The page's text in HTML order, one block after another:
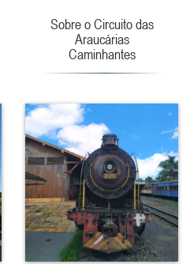
Sobre o Circuito das
Araucárias
Caminhantes